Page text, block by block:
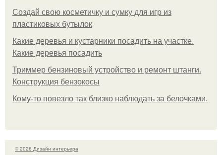
Создай свою косметичку и сумку для игр из
пластиковых бутылок
Какие деревья и кустарники посадить на участке.
Какие деревья посадить
Триммер бензиновый устройство и ремонт штанги.
Конструкция бензокосы
Кому-то повезло так близко наблюдать за белочками.
© 2026 Дизайн интерьера